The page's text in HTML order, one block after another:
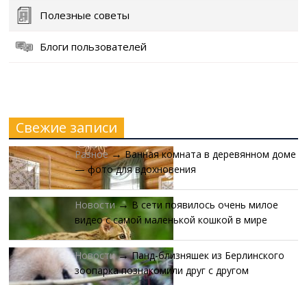
Полезные советы
Блоги пользователей
Свежие записи
Разное → Ванная комната в деревянном доме
— фото для вдохновения
Новости → В сети появилось очень милое
видео с самой маленькой кошкой в мире
Новости → Панд-близняшек из Берлинского
зоопарка познакомили друг с другом